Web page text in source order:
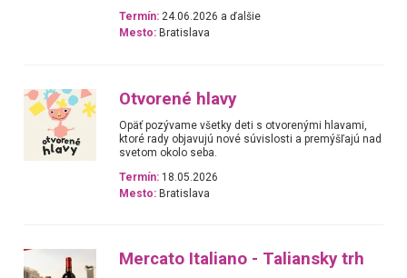
Termín: 24.06.2026 a ďalšie
Mesto: Bratislava
Otvorené hlavy
Opäť pozývame všetky deti s otvorenými hlavami,
ktoré rady objavujú nové súvislosti a premýšľajú nad
svetom okolo seba.
Termín: 18.05.2026
Mesto: Bratislava
Mercato Italiano - Taliansky trh